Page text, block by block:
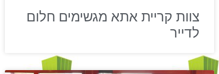
צוות קריית אתא מגשימים חלום
לדייר